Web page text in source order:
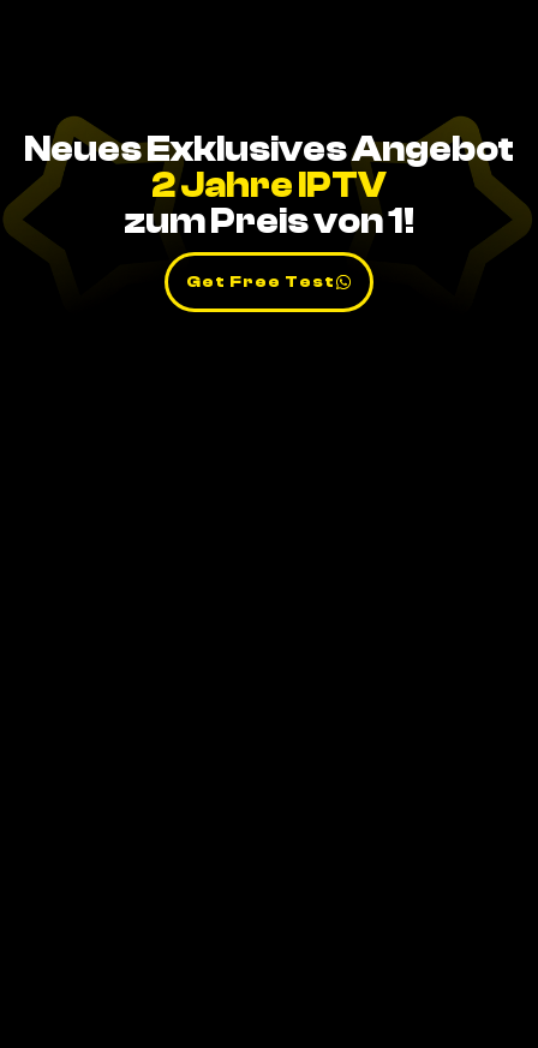
Neues Exklusives Angebot
2 Jahre IPTV
zum Preis von 1!
Get Free Test